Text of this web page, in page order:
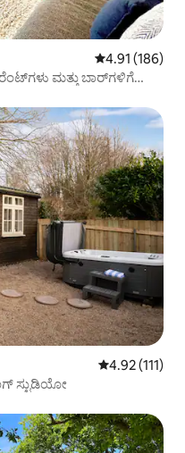
5 ರಲ್ಲಿ 4.91
4.91 (186)
ಮತ್ತು ಬಾರ್‌ಗಳಿಗೆ
5 ರಲ್ಲಿ 4.92
4.92 (111)
ಸ್ಟುಡಿಯೋ